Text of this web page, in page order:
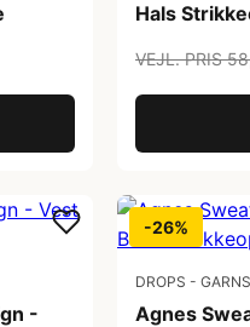
Hals
VEJL. PRIS
-
-26%
DROPS -
Agnes